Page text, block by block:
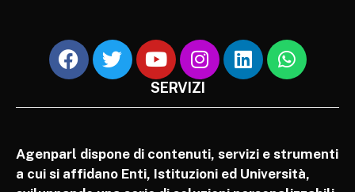
SERVIZI
Agenparl dispone di contenuti, servizi e strumenti
a cui si affidano Enti, Istituzioni ed Università,